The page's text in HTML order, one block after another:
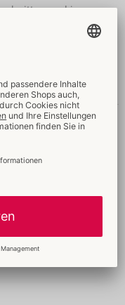
und im
komplett offen mit
werden
Po und Beine
elastisch für hohen